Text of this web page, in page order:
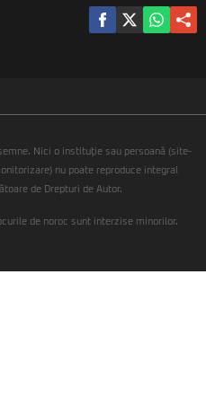
Nici o instituţie sau persoană (site-
nu poate reproduce integral
de Drepturi de Autor.
de noroc sunt interzise minorilor.